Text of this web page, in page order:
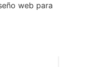
web para